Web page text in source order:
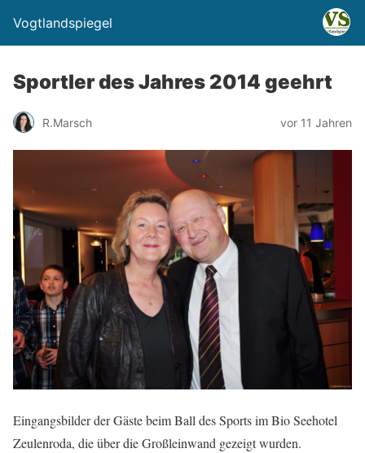
Vogtlandspiegel
Sportler des Jahres 2014 geehrt
R.Marsch vor 11 Jahren
Eingangsbilder der Gäste beim Ball des Sports im Bio Seehotel
Zeulenroda, die über die Großleinwand gezeigt wurden.